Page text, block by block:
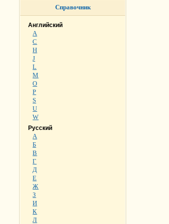
Справочник
Английский
A
C
H
J
L
M
O
P
S
U
W
Русский
А
Б
В
Г
Д
Е
Ж
З
И
К
Л